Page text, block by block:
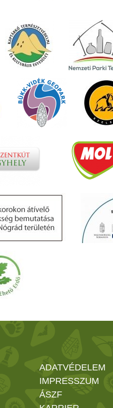
ADATVÉDELEM
IMPRESSZUM
ÁSZF